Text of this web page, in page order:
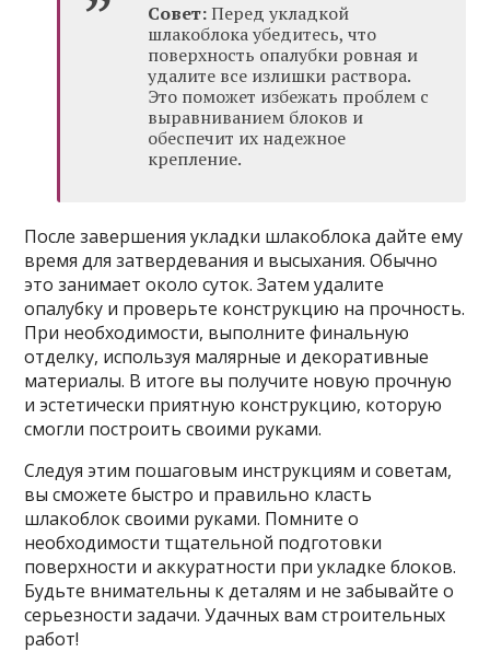
Совет:Перед укладкой
шлакоблока убедитесь, что
поверхность опалубки ровная и
удалите все излишки раствора.
Это поможет избежать проблем с
выравниванием блоков и
обеспечит их надежное
крепление.
После завершения укладки шлакоблока дайте ему
время для затвердевания и высыхания. Обычно
это занимает около суток. Затем удалите
опалубку и проверьте конструкцию на прочность.
При необходимости, выполните финальную
отделку, используя малярные и декоративные
материалы. В итоге вы получите новую прочную
и эстетически приятную конструкцию, которую
смогли построить своими руками.
Следуя этим пошаговым инструкциям и советам,
вы сможете быстро и правильно класть
шлакоблок своими руками. Помните о
необходимости тщательной подготовки
поверхности и аккуратности при укладке блоков.
Будьте внимательны к деталям и не забывайте о
серьезности задачи. Удачных вам строительных
работ!